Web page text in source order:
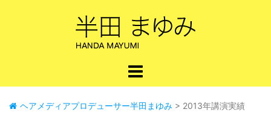
ヘアメディアプロデューサー半田まゆみ > 2013年講演実績